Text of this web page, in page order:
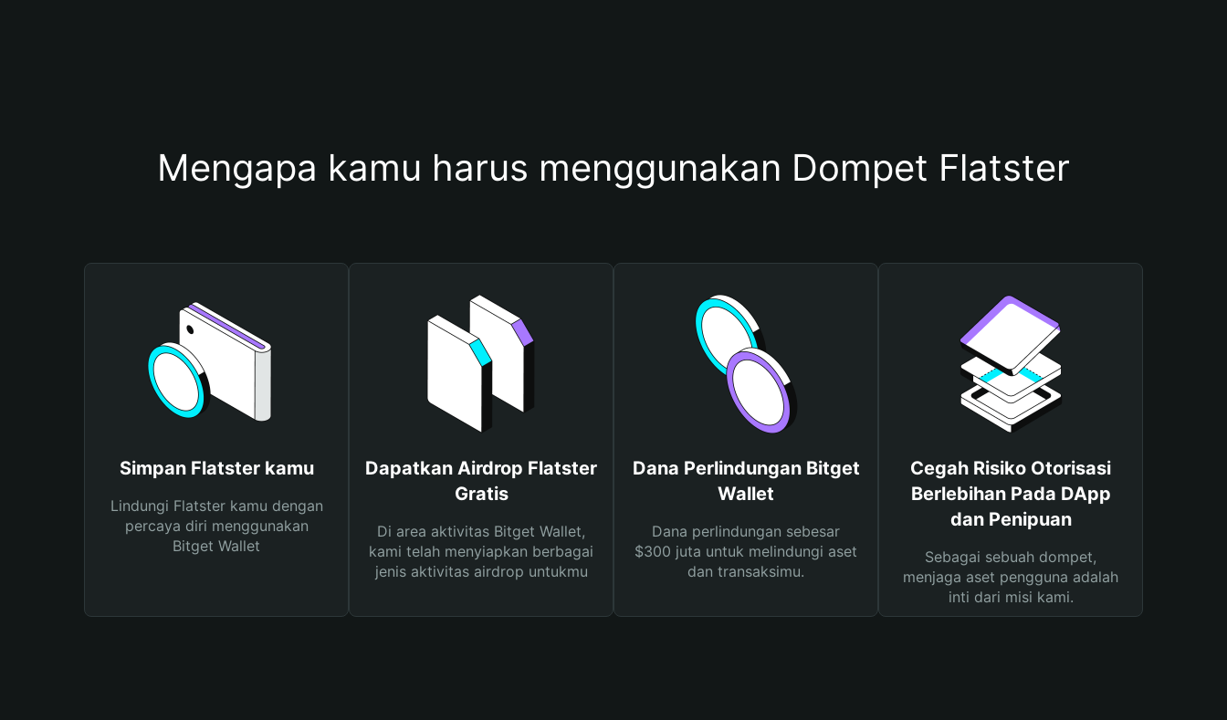
Mengapa kamu harus menggunakan Dompet Flatster
Simpan Flatster kamu
Lindungi Flatster kamu dengan
percaya diri menggunakan
Bitget Wallet
Dapatkan Airdrop Flatster
Gratis
Di area aktivitas Bitget Wallet,
kami telah menyiapkan berbagai
jenis aktivitas airdrop untukmu
Dana Perlindungan Bitget
Wallet
Dana perlindungan sebesar
$300 juta untuk melindungi aset
dan transaksimu.
Cegah Risiko Otorisasi
Berlebihan Pada DApp
dan Penipuan
Sebagai sebuah dompet,
menjaga aset pengguna adalah
inti dari misi kami.